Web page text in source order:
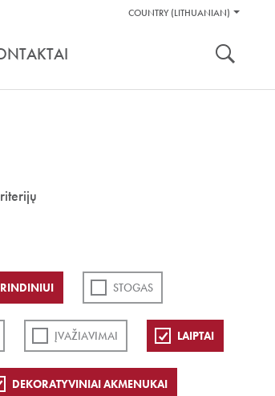
Pagalbos
COUNTRY (LITHUANIAN)
STOGAS
ĮVAŽIAVIMAI LAIPTAI
DEKORATYVINIAI AKMENUKAI